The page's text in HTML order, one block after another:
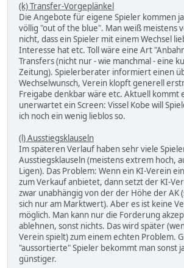
(k) Transfer-Vorgeplänkel
Die Angebote für eigene Spieler kommen
völlig "out of the blue". Man weiß meistens
nicht, dass ein Spieler mit einem Wechsel
Interesse hat etc. Toll wäre eine Art
Transfers (nicht nur - wie manchmal - eine
Zeitung). Spielerberater informiert einen
Wechselwunsch, Verein klopft generell
Freigabe denkbar wäre etc. Aktuell kommt
unerwartet ein Screen: Vissel Kobe will
ich noch ein wenig lieblos so.
(l) Ausstiegsklauseln
Im späteren Verlauf haben sehr viele
Ausstiegsklauseln (meistens extrem hoch,
Ligen). Das Problem: Wenn ein KI-Verein
zum Verkauf anbietet, dann setzt der KI-
zwar unabhängig von der der Höhe der
sich nur am Marktwert). Aber es ist keine
möglich. Man kann nur die Forderung
ablehnen, sonst nichts. Das wird später
Verein spielt) zum einem echten Problem.
"aussortierte" Spieler bekommt man sonst
günstiger.